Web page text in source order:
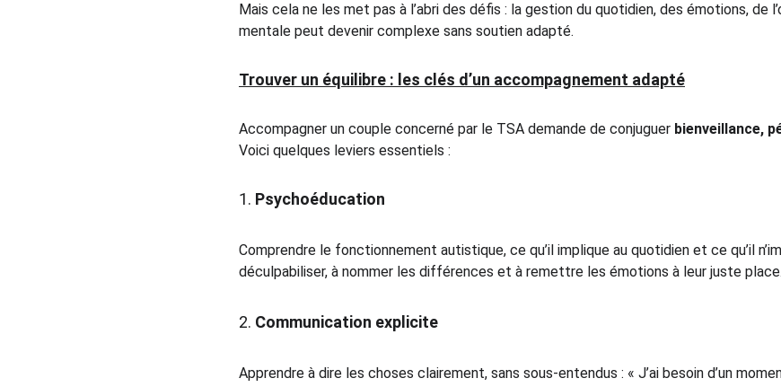
Mais cela ne les met pas à l’abri des défis : la gestion du quotidien, des émotions, de
mentale peut devenir complexe sans soutien adapté.
Trouver un équilibre : les clés d’un accompagnement adapté
Accompagner un couple concerné par le TSA demande de conjuguer bienveillance,
Voici quelques leviers essentiels :
1. Psychoéducation
Comprendre le fonctionnement autistique, ce qu’il implique au quotidien et ce qu’il
déculpabiliser, à nommer les différences et à remettre les émotions à leur juste place.
2. Communication explicite
Apprendre à dire les choses clairement, sans sous-entendus : « J’ai besoin d’un